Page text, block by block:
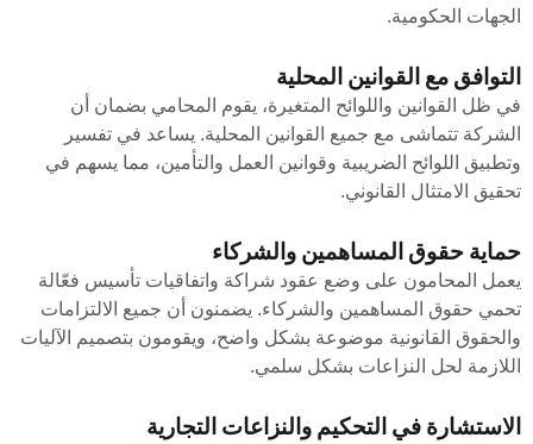
الجهات الحكومية.
التوافق مع القوانين المحلية
في ظل القوانين واللوائح المتغيرة، يقوم المحامي بضمان أن
الشركة تتماشى مع جميع القوانين المحلية. يساعد في تفسير
وتطبيق اللوائح الضريبية وقوانين العمل والتأمين، مما يسهم في
تحقيق الامتثال القانوني.
حماية حقوق المساهمين والشركاء
يعمل المحامون على وضع عقود شراكة واتفاقيات تأسيس فعّالة
تحمي حقوق المساهمين والشركاء. يضمنون أن جميع الالتزامات
والحقوق القانونية موضوعة بشكل واضح، ويقومون بتصميم الآليات
اللازمة لحل النزاعات بشكل سلمي.
الاستشارة في التحكيم والنزاعات التجارية